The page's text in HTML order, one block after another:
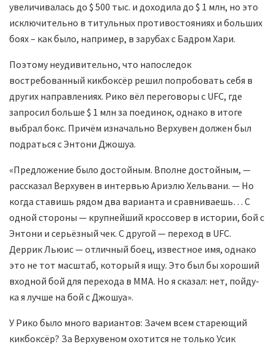
увеличивалась до $ 500 тыс. и доходила до $ 1 млн, но это
исключительно в титульных противостояниях и больших
боях – как было, например, в зарубах с Бадром Хари.
Поэтому неудивительно, что напоследок
востребованный кикбоксёр решил попробовать себя в
других направлениях. Рико вёл переговоры с UFC, где
запросил больше $ 1 млн за поединок, однако в итоге
выбрал бокс. Причём изначально Верхувен должен был
подраться с Энтони Джошуа.
«Предложение было достойным. Вполне достойным, —
рассказал Верхувен в интервью Ариэлю Хельвани. — Но
когда ставишь рядом два варианта и сравниваешь… С
одной стороны — крупнейший кроссовер в истории, бой с
Энтони и серьёзный чек. С другой — переход в UFC.
Деррик Льюис — отличный боец, известное имя, однако
это не тот масштаб, который я ищу. Это был бы хороший
входной бой для перехода в ММА. Но я сказал: нет, пойду-
ка я лучше на бой с Джошуа».
У Рико было много вариантов: Зачем всем стареющий
кикбоксёр? За Верхувеном охотится не только Усик